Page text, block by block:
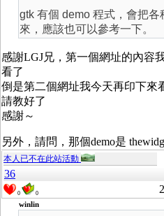
gtk 有個 demo 程式，會把
來，應該也可以參考一下。
感謝LGJ兄，第一個網址的內容
看了
倒是第二個網址我今天再印下來
請教好了
感謝～
另外，請問，那個demo是
本人已不在此站活動
36
0 0
winlin